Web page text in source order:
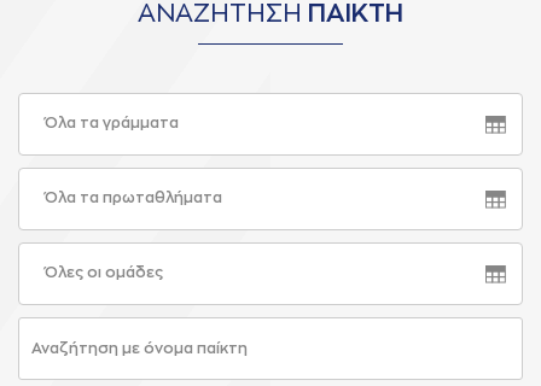
ΑΝΑΖΗΤΗΣΗ ΠΑΙΚΤΗ
Όλα τα γράμματα
Όλα τα πρωταθλήματα
Όλες οι ομάδες